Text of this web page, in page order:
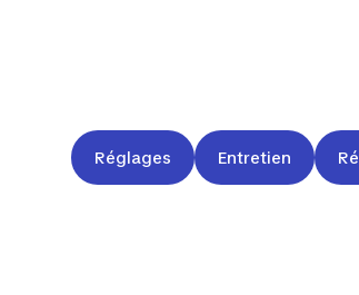
Réglages Entretien